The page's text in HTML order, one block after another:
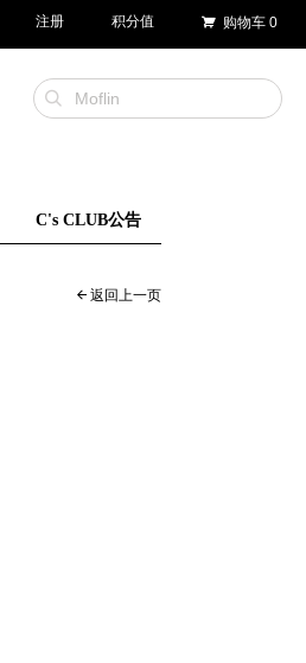
注册 积分值 购物车 0
C's CLUB公告
返回上一页